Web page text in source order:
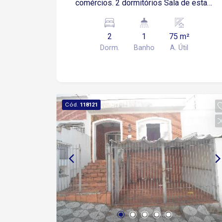
comércios. 2 dormitórios Sala de estar
possui garagem. Imóvel todo em piso -
2
Dorm.
1
Banho
75 m²
A. Útil
Cód. 118121